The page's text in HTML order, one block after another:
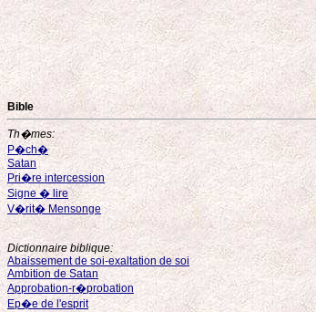
Bible
Th�mes:
P�ch�
Satan
Pri�re intercession
Signe � lire
V�rit� Mensonge
Dictionnaire biblique:
Abaissement de soi-exaltation de soi
Ambition de Satan
Approbation-r�probation
Ep�e de l'esprit